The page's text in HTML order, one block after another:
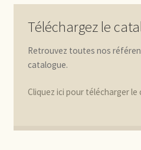
Téléchargez le
Retrouvez toutes nos
catalogue.
Cliquez ici pour télécharger